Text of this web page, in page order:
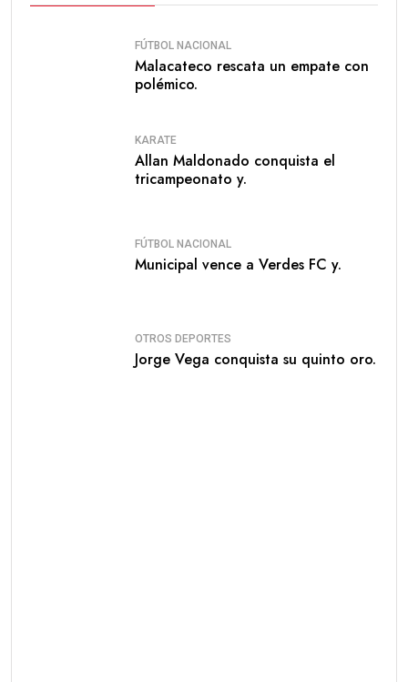
FÚTBOL NACIONAL
Malacateco rescata un empate con
polémico.
KARATE
Allan Maldonado conquista el
tricampeonato y.
FÚTBOL NACIONAL
Municipal vence a Verdes FC y.
OTROS DEPORTES
Jorge Vega conquista su quinto oro.